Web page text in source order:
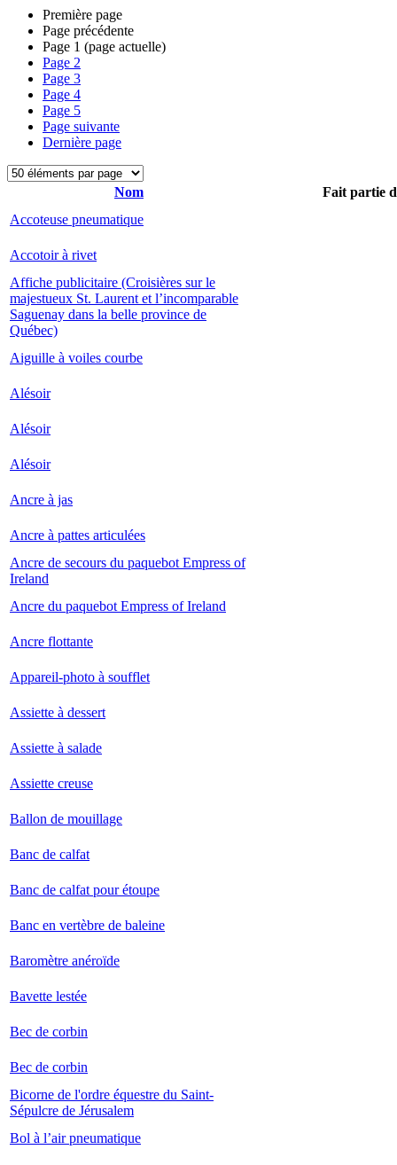
Première page
Page précédente
Page 1 (page actuelle)
Page 2
Page 3
Page 4
Page 5
Page suivante
Dernière page
Nom
Fait partie
Accoteuse pneumatique
Accotoir à rivet
Affiche publicitaire (Croisières sur le
majestueux St. Laurent et l’incomparable
Saguenay dans la belle province de
Québec)
Aiguille à voiles courbe
Alésoir
Alésoir
Alésoir
Ancre à jas
Ancre à pattes articulées
Ancre de secours du paquebot Empress of
Ireland
Ancre du paquebot Empress of Ireland
Ancre flottante
Appareil-photo à soufflet
Assiette à dessert
Assiette à salade
Assiette creuse
Ballon de mouillage
Banc de calfat
Banc de calfat pour étoupe
Banc en vertèbre de baleine
Baromètre anéroïde
Bavette lestée
Bec de corbin
Bec de corbin
Bicorne de l'ordre équestre du Saint-
Sépulcre de Jérusalem
Bol à l’air pneumatique